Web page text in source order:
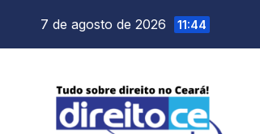
7 de agosto de 2026 11:44